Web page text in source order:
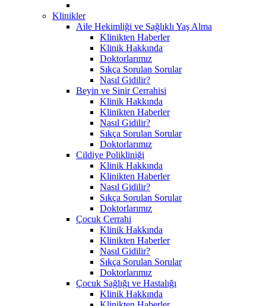
Klinikler
Aile Hekimliği ve Sağlıklı Yaş Alma
Klinikten Haberler
Klinik Hakkında
Doktorlarımız
Sıkça Sorulan Sorular
Nasıl Gidilir?
Beyin ve Sinir Cerrahisi
Klinik Hakkında
Klinikten Haberler
Nasıl Gidilir?
Sıkça Sorulan Sorular
Doktorlarımız
Cildiye Polikliniği
Klinik Hakkında
Klinikten Haberler
Nasıl Gidilir?
Sıkça Sorulan Sorular
Doktorlarımız
Çocuk Cerrahi
Klinik Hakkında
Klinikten Haberler
Nasıl Gidilir?
Sıkça Sorulan Sorular
Doktorlarımız
Çocuk Sağlığı ve Hastalığı
Klinik Hakkında